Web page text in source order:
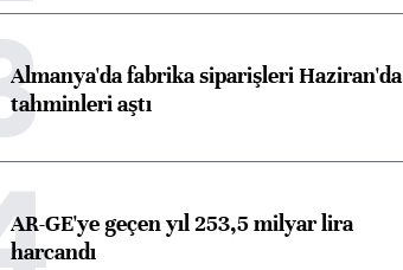
Almanya'da fabrika siparişleri Haziran'da
tahminleri aştı
AR-GE'ye geçen yıl 253,5 milyar lira
harcandı